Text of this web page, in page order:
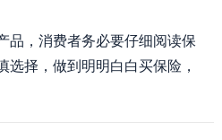
，消费者务必要仔细阅读保
选择，做到明明白白买保险，